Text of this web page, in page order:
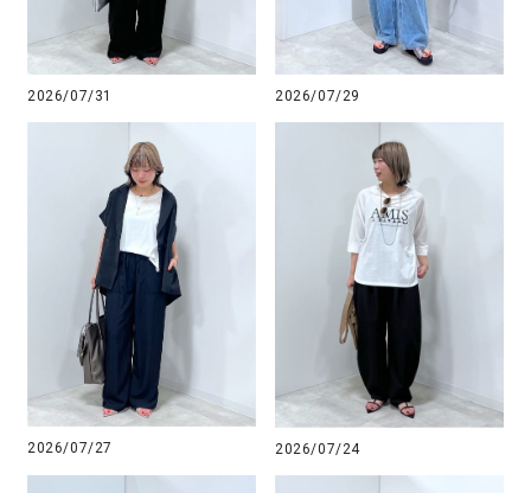
2026/07/31 2026/07/29
2026/07/27 2026/07/24